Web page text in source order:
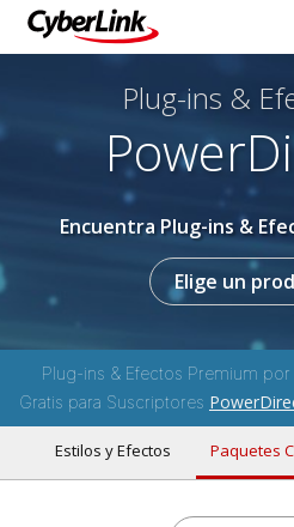
Plug-ins &
Encuentra Plug-ins &
Elige un
Plug-ins & Efectos Premium por
Gratis para Suscriptores
Estilos y Efectos Paquetes